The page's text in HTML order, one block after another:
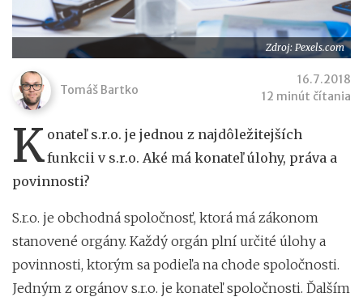
Zdroj: Pexels.com
Tomáš Bartko
16.7.2018
12 minút čítania
K onateľ s.r.o. je jednou z najdôležitejších
funkcii v s.r.o. Aké má konateľ úlohy, práva a
povinnosti?
S.r.o. je obchodná spoločnosť, ktorá má zákonom
stanovené orgány. Každý orgán plní určité úlohy a
povinnosti, ktorým sa podieľa na chode spoločnosti.
Jedným z orgánov s.r.o. je konateľ spoločnosti. Ďalším